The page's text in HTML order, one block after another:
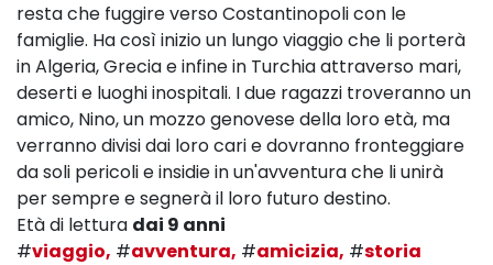
resta che fuggire verso Costantinopoli con le
famiglie. Ha così inizio un lungo viaggio che li porterà
in Algeria, Grecia e infine in Turchia attraverso mari,
deserti e luoghi inospitali. I due ragazzi troveranno un
amico, Nino, un mozzo genovese della loro età, ma
verranno divisi dai loro cari e dovranno fronteggiare
da soli pericoli e insidie in un'avventura che li unirà
per sempre e segnerà il loro futuro destino.
Età di lettura dai 9 anni
#viaggio, #avventura, #amicizia, #storia